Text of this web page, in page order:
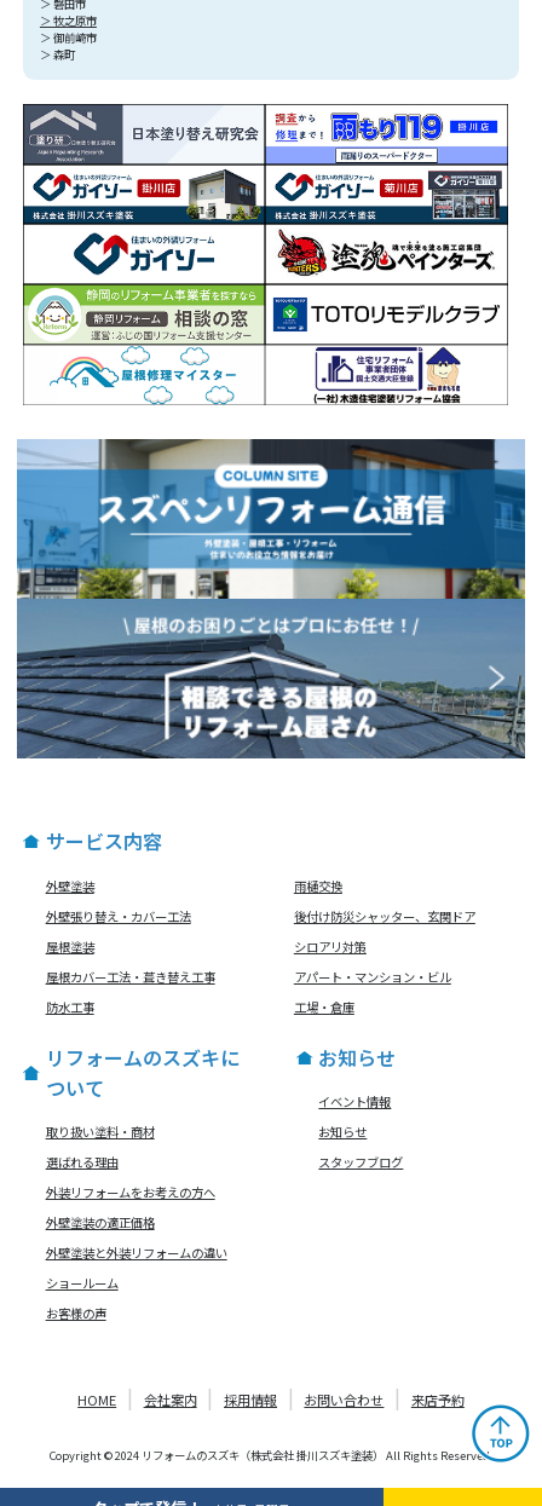
＞ 牧之原市
＞ 御前崎市
＞ 森町
サービス内容
外壁塗装
外壁張り替え・カバー工法
屋根塗装
屋根カバー工法・葺き替え工事
防水工事
雨樋交換
後付け防災シャッター、玄関ドア
シロアリ対策
アパート・マンション・ビル
工場・倉庫
リフォームのスズキに
ついて
取り扱い塗料・商材
選ばれる理由
外装リフォームをお考えの方へ
外壁塗装の適正価格
外壁塗装と外装リフォームの違い
ショールーム
お客様の声
お知らせ
イベント情報
お知らせ
スタッフブログ
HOME 会社案内 採用情報 お問い合わせ 来店予約
Copyright © 2024 リフォームのスズキ（株式会社 掛川スズキ塗装） All Rights Reserved.